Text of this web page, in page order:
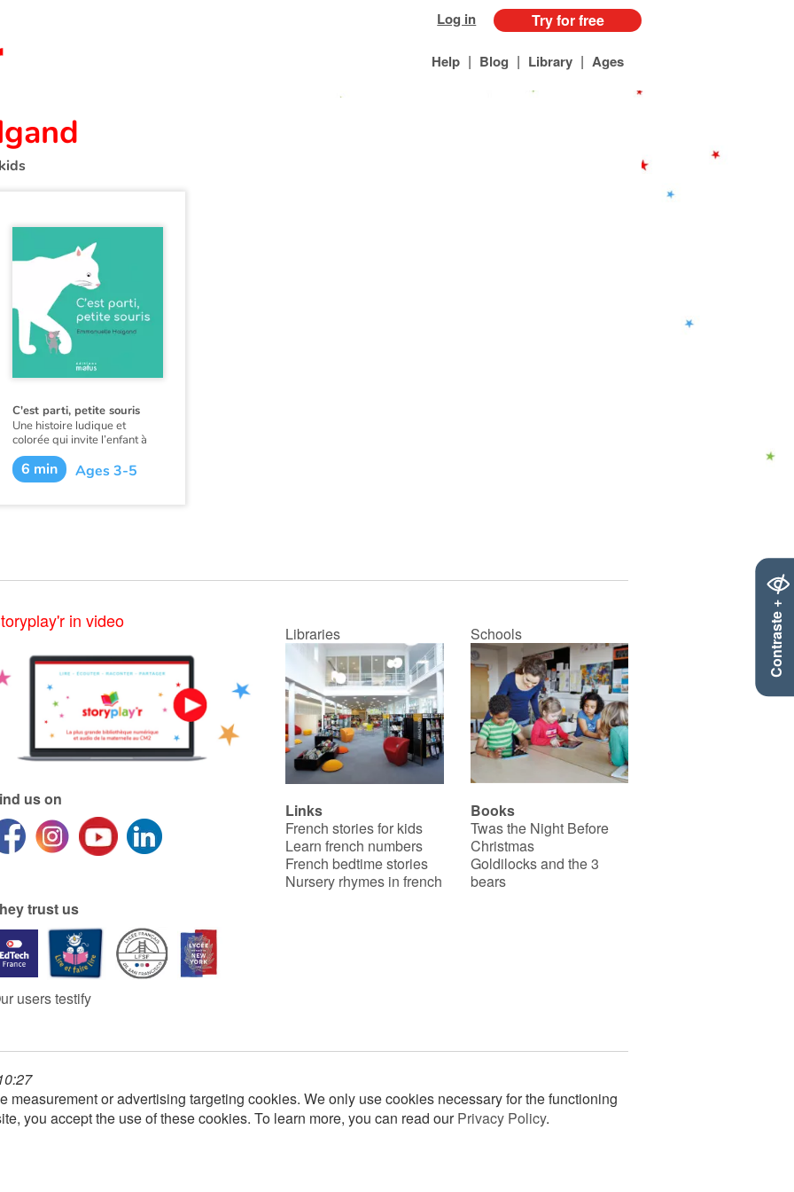
Contraste +
Log in Try for free
Help | Blog | Library | Ages
C'est parti, petite souris
Une histoire ludique et
colorée qui invite l’enfant à
parcourir un chemin à la
découverte de plusieurs
animaux en suivant les
des plus petits !
6 min Ages 3-5
in video
us on
trust us
users testify
Libraries Schools
Links
French stories for kids
Learn french numbers
French bedtime stories
Nursery rhymes in french
Books
Twas the Night Before
Christmas
Goldilocks and the 3
bears
measurement or advertising targeting cookies. We only use cookies necessary for the functioning
you accept the use of these cookies. To learn more, you can read ourPrivacy Policy.